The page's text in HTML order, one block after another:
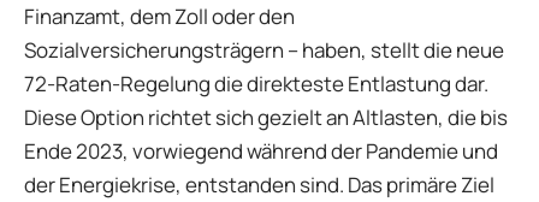
Finanzamt, dem Zoll oder den
Sozialversicherungsträgern – haben, stellt die neue
72-Raten-Regelung die direkteste Entlastung dar.
Diese Option richtet sich gezielt an Altlasten, die bis
Ende 2023, vorwiegend während der Pandemie und
der Energiekrise, entstanden sind. Das primäre Ziel